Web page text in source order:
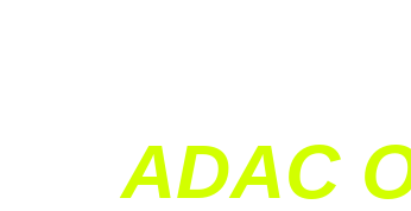
ADAC